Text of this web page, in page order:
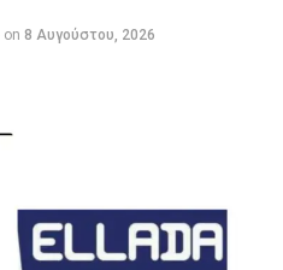
on 8 Αυγούστου, 2026